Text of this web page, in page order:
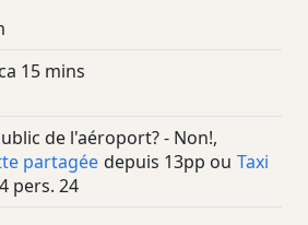
15 mins
de l'aéroport? - Non!,
partagée depuis 13pp ou Taxi
pers. 24